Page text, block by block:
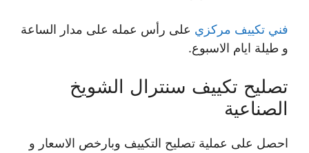
فني تكييف مركزي على رأس عمله على مدار الساعة
و طيلة ايام الاسبوع.
تصليح تكييف سنترال الشويخ
الصناعية
احصل على عملية تصليح التكييف وبارخص الاسعار و